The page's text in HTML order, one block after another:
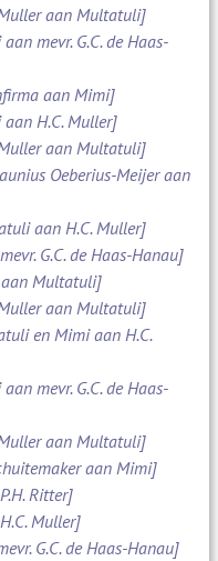
aan Multatuli]
mevr. G.C. de Haas-
aan Mimi]
H.C. Muller]
aan Multatuli]
Oeberius-Meijer aan
aan H.C. Muller]
G.C. de Haas-Hanau]
aan Multatuli]
aan Multatuli]
en Mimi aan H.C.
mevr. G.C. de Haas-
aan Multatuli]
aan Mimi]
Ritter]
Muller]
G.C. de Haas-Hanau]